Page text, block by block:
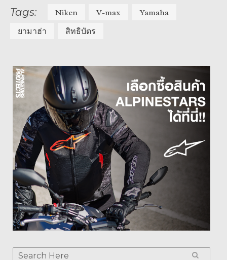
Tags: Niken V-max
Yamaha
ยามาฮ่า
สิทธิบัตร